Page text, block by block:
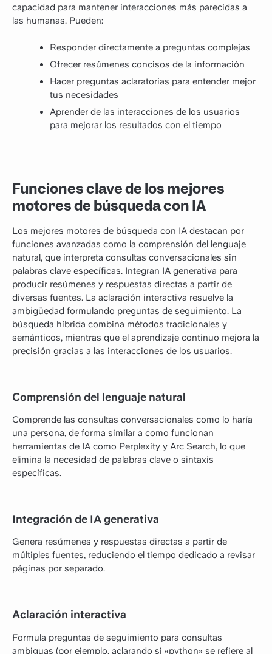
capacidad para mantener interacciones más parecidas a
las humanas. Pueden:
Responder directamente a preguntas complejas
Ofrecer resúmenes concisos de la información
Hacer preguntas aclaratorias para entender mejor
tus necesidades
Aprender de las interacciones de los usuarios
para mejorar los resultados con el tiempo
Funciones clave de los mejores
motores de búsqueda con IA
Los mejores motores de búsqueda con IA destacan por
funciones avanzadas como la comprensión del lenguaje
natural, que interpreta consultas conversacionales sin
palabras clave específicas. Integran IA generativa para
producir resúmenes y respuestas directas a partir de
diversas fuentes. La aclaración interactiva resuelve la
ambigüedad formulando preguntas de seguimiento. La
búsqueda híbrida combina métodos tradicionales y
semánticos, mientras que el aprendizaje continuo mejora la
precisión gracias a las interacciones de los usuarios.
Comprensión del lenguaje natural
Comprende las consultas conversacionales como lo haría
una persona, de forma similar a como funcionan
herramientas de IA como Perplexity y Arc Search, lo que
elimina la necesidad de palabras clave o sintaxis
específicas.
Integración de IA generativa
Genera resúmenes y respuestas directas a partir de
múltiples fuentes, reduciendo el tiempo dedicado a revisar
páginas por separado.
Aclaración interactiva
Formula preguntas de seguimiento para consultas
ambiguas (por ejemplo, aclarando si «python» se refiere al